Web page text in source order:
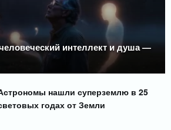
интеллект и душа —
нашли суперземлю в 25
годах от Земли